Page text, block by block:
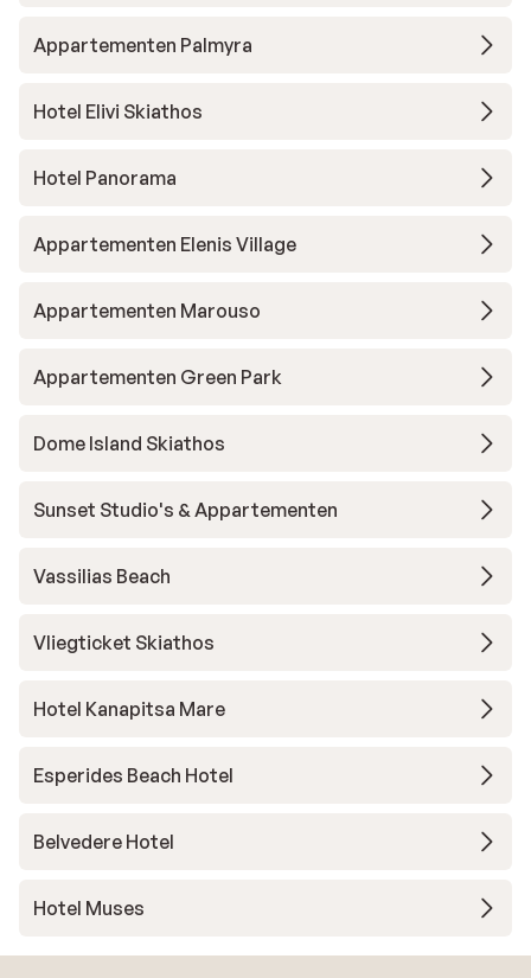
Appartementen Palmyra
Hotel Elivi Skiathos
Hotel Panorama
Appartementen Elenis Village
Appartementen Marouso
Appartementen Green Park
Dome Island Skiathos
Sunset Studio's & Appartementen
Vassilias Beach
Vliegticket Skiathos
Hotel Kanapitsa Mare
Esperides Beach Hotel
Belvedere Hotel
Hotel Muses